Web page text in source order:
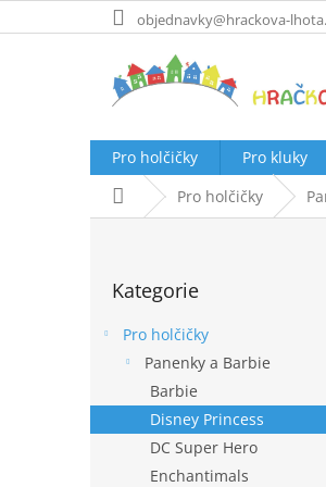
na
objednavky@hrackova-
Pro holčičky Pro kluky
Domů Pro holčičky
kategorie
Kategorie
Pro holčičky
Panenky a Barbie
Barbie
Disney Princess
DC Super Hero
Enchantimals